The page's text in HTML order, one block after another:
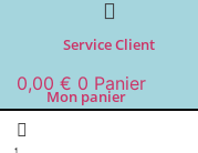
Service Client
0,00 € 0 Panier
Mon panier